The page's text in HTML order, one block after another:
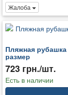
Жалоба
Пляжная рубашка
размер
723 грн./шт.
Есть в наличии